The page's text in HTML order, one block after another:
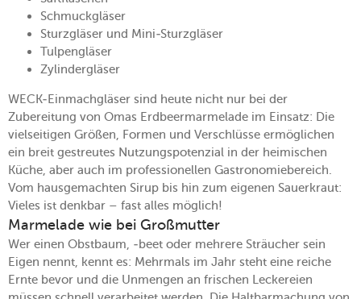
Schmuckgläser
Sturzgläser und Mini-Sturzgläser
Tulpengläser
Zylindergläser
WECK-Einmachgläser sind heute nicht nur bei der
Zubereitung von Omas Erdbeermarmelade im Einsatz: Die
vielseitigen Größen, Formen und Verschlüsse ermöglichen
ein breit gestreutes Nutzungspotenzial in der heimischen
Küche, aber auch im professionellen Gastronomiebereich.
Vom hausgemachten Sirup bis hin zum eigenen Sauerkraut:
Vieles ist denkbar – fast alles möglich!
Marmelade wie bei Großmutter
Wer einen Obstbaum, -beet oder mehrere Sträucher sein
Eigen nennt, kennt es: Mehrmals im Jahr steht eine reiche
Ernte bevor und die Unmengen an frischen Leckereien